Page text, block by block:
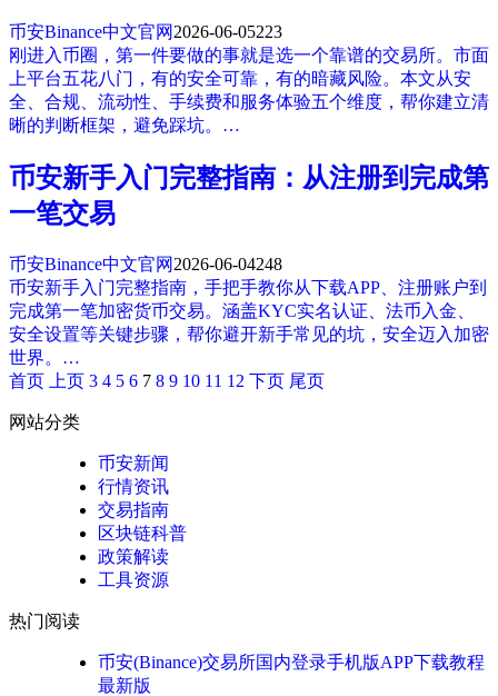
币安Binance中文官网 2026-06-05223
刚进入币圈，第一件要做的事就是选一个靠谱的交易所。市面
上平台五花八门，有的安全可靠，有的暗藏风险。本文从安
全、合规、流动性、手续费和服务体验五个维度，帮你建立清
晰的判断框架，避免踩坑。…
币安新手入门完整指南：从注册到完成第
一笔交易
币安Binance中文官网 2026-06-04248
币安新手入门完整指南，手把手教你从下载APP、注册账户到
完成第一笔加密货币交易。涵盖KYC实名认证、法币入金、
安全设置等关键步骤，帮你避开新手常见的坑，安全迈入加密
世界。…
首页
上页 3 4 5 6 7 8 9 10 11 12 下页 尾页
网站分类
币安新闻
行情资讯
交易指南
区块链科普
政策解读
工具资源
热门阅读
币安(Binance)交易所国内登录手机版APP下载教程
最新版